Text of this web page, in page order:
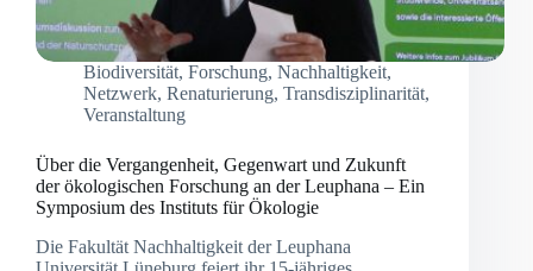
Biodiversität, Forschung, Nachhaltigkeit,
Netzwerk, Renaturierung, Transdisziplinarität,
Veranstaltung
Über die Vergangenheit, Gegenwart und Zukunft
der ökologischen Forschung an der Leuphana – Ein
Symposium des Instituts für Ökologie
Die Fakultät Nachhaltigkeit der Leuphana